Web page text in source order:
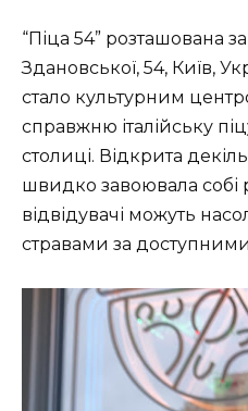
“Піца 54” розташована
Здановської, 54, Київ,
стало культурним
справжню італійську
столиці. Відкрита
швидко завоювала собі
відвідувачі можуть
стравами за